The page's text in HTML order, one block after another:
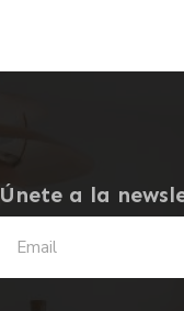
Únete a la